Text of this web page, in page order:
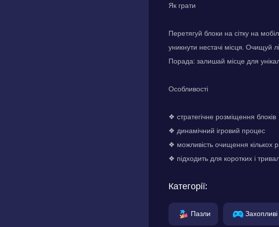
Як грати
Перетягуй блоки на сітку на
уникнути нестачі місця. Очищуй
Порада: залишай місце для
Особливості
❖ стратегічне розміщення блоків
❖ динамічний ігровий процес
❖ можливість очищення кількох
❖ підходить для коротких і
Категорії:
Пазли Захопливі